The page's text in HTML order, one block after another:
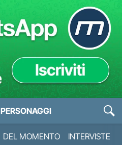
PERSONAGGI
DEL MOMENTO INTERVISTE